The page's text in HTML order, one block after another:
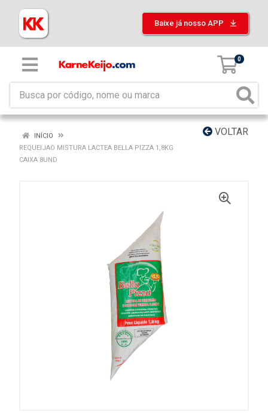
Baixe já nosso APP
0
VOLTAR
INÍCIO
REQUEIJAO MISTURA LACTEA BELLA PIZZA 1,8KG
CAIXA 8UND